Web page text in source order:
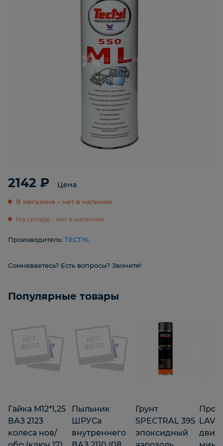
2142 ₽ Цена
В магазине – нет в наличии
На складе - нет в наличии
Производитель: TECTYL
Сомневаетесь? Есть вопросы? Звоните!
Популярные товары
Гайка М12*1,25
ВАЗ 2123
колеса нов/
Пыльник
ШРУСа
внутреннего
Грунт
SPECTRAL 395
эпоксидный
LAVR